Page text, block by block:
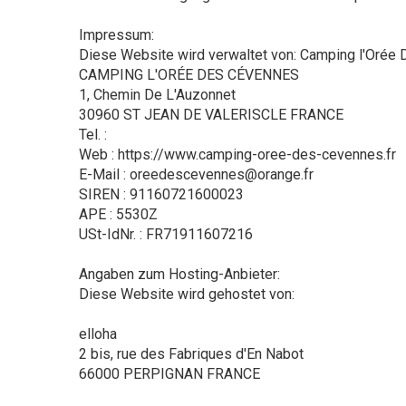
Impressum:
Diese Website wird verwaltet von: Camping l'Orée
CAMPING L'ORÉE DES CÉVENNES
1, Chemin De L'Auzonnet
30960 ST JEAN DE VALERISCLE FRANCE
Tel. :
Web : https://www.camping-oree-des-cevennes.fr
E-Mail : oreedescevennes@orange.fr
SIREN : 91160721600023
APE : 5530Z
USt-IdNr. : FR71911607216
Angaben zum Hosting-Anbieter:
Diese Website wird gehostet von:
elloha
2 bis, rue des Fabriques d'En Nabot
66000 PERPIGNAN FRANCE